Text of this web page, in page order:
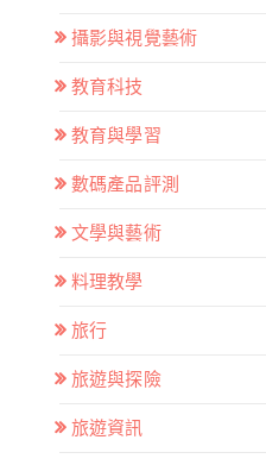
攝影與視覺藝術
教育科技
教育與學習
數碼產品評測
文學與藝術
料理教學
旅行
旅遊與探險
旅遊資訊